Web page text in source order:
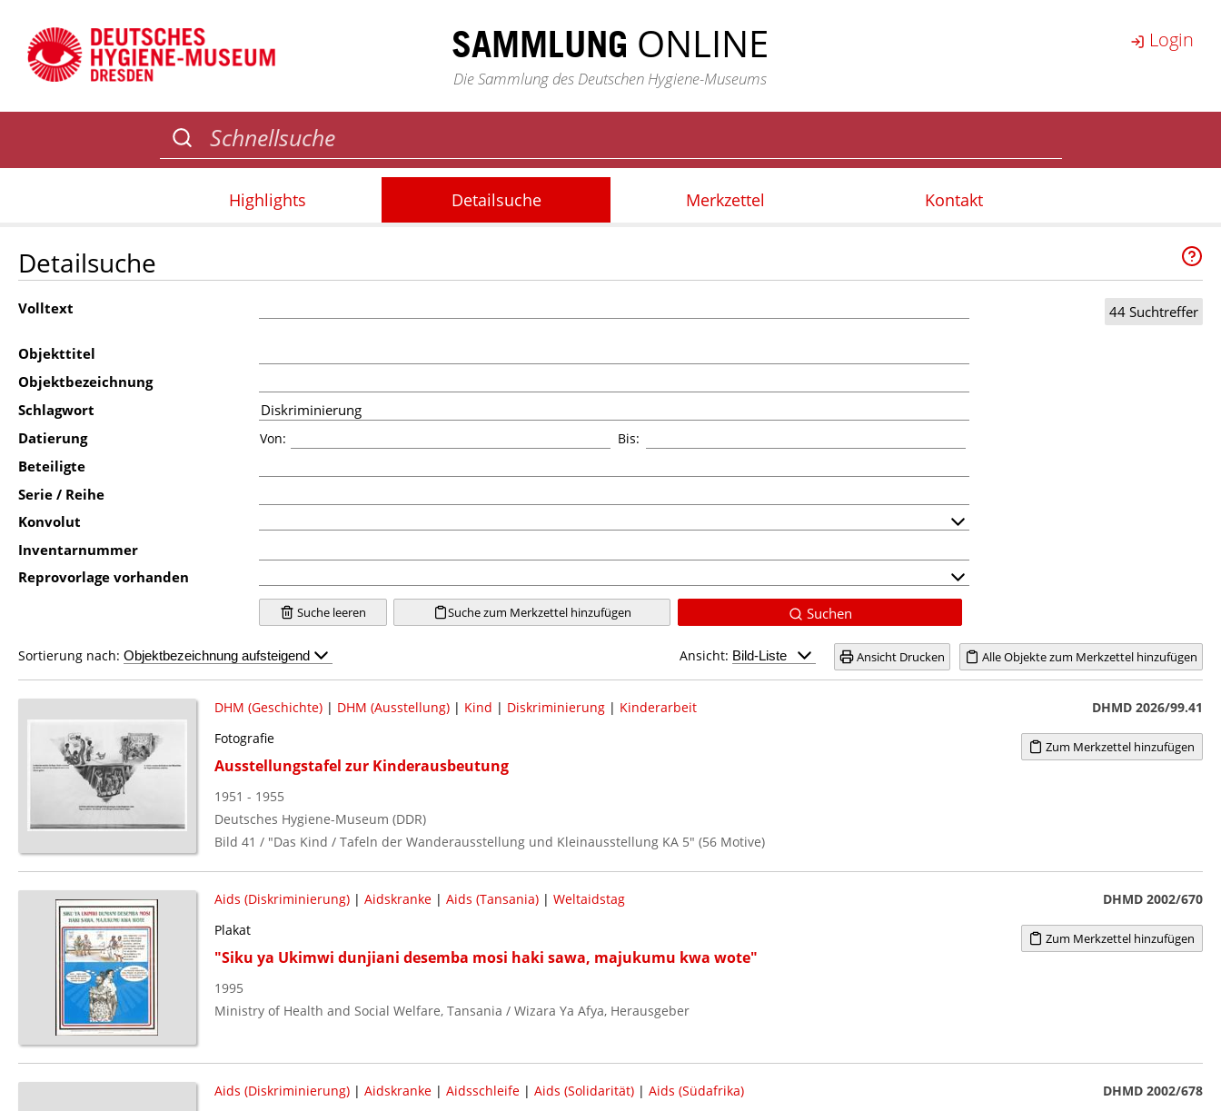
SAMMLUNG ONLINE
Die Sammlung des Deutschen Hygiene-Museums
Login
Highlights Detailsuche Merkzettel Kontakt
Detailsuche
44 Suchtreffer
Volltext
Objekttitel
Objektbezeichnung
Schlagwort
Datierung
Von: Bis:
Beteiligte
Serie / Reihe
Konvolut
Inventarnummer
Reprovorlage vorhanden
Suche leeren Suche zum Merkzettel hinzufügen Suchen
Alle Objekte zum Merkzettel hinzufügen
Ansicht Drucken
Ansicht:
Sortierung nach:
DHM (Geschichte)| DHM (Ausstellung)| Kind | Diskriminierung| Kinderarbeit
Fotografie
Ausstellungstafel zur Kinderausbeutung
1951 - 1955
Deutsches Hygiene-Museum (DDR)
Bild 41 / "Das Kind / Tafeln der Wanderausstellung und Kleinausstellung KA 5" (56 Motive)
DHMD 2026/99.41
Zum Merkzettel hinzufügen
Aids (Diskriminierung)| Aidskranke| Aids (Tansania)| Weltaidstag
Plakat
"Siku ya Ukimwi dunjiani desemba mosi haki sawa, majukumu kwa wote"
1995
Ministry of Health and Social Welfare, Tansania / Wizara Ya Afya, Herausgeber
DHMD 2002/670
Zum Merkzettel hinzufügen
Aids (Diskriminierung)| Aidskranke| Aidsschleife| Aids (Solidarität)| Aids (Südafrika)
DHMD 2002/678